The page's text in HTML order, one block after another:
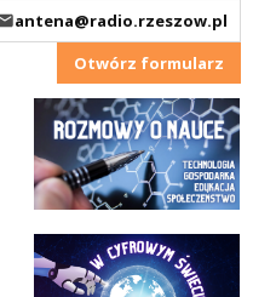
antena@radio.rzeszow.pl
Otwórz formularz